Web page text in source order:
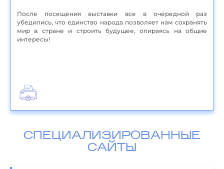
После посещения выставки все в очередной раз
убедились, что единство народа позволяет нам сохранять
мир в стране и строить будущее, опираясь на общие
интересы!
СПЕЦИАЛИЗИРОВАННЫЕ
САЙТЫ